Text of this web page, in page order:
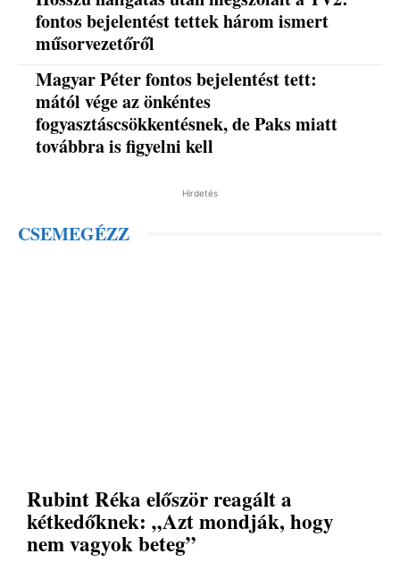
fontos bejelentést tettek három ismert
műsorvezetőről
Magyar Péter fontos bejelentést tett:
mától vége az önkéntes
fogyasztáscsökkentésnek, de Paks miatt
továbbra is figyelni kell
Hirdetés
CSEMEGÉZZ
Rubint Réka először reagált a
kétkedőknek: „Azt mondják, hogy
nem vagyok beteg”